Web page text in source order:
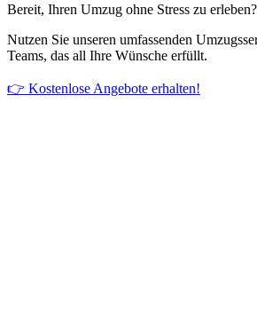
Bereit, Ihren Umzug ohne Stress zu erleben?
Nutzen Sie unseren umfassenden
Teams, das all Ihre Wünsche erfüllt.
👉 Kostenlose Angebote erhalten!